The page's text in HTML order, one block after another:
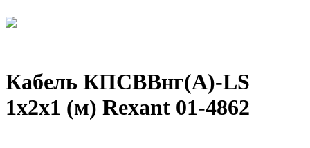
Кабель КПСВВнг(А)-LS
1х2х1 (м) Rexant 01-4862